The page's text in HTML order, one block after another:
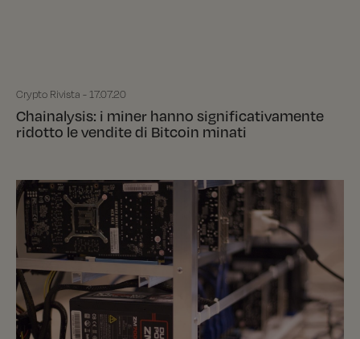
Crypto Rivista - 17.07.20
Chainalysis: i miner hanno significativamente
ridotto le vendite di Bitcoin minati